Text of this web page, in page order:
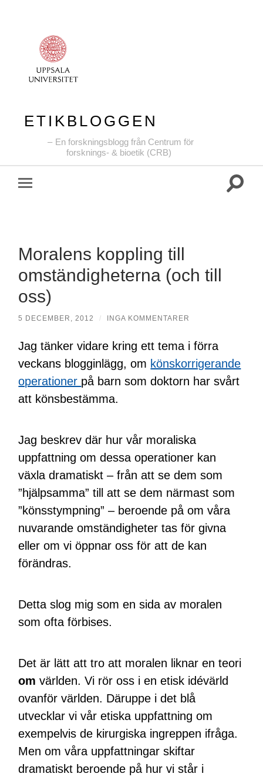
ETIKBLOGGEN
En forskningsblogg från Centrum för
forsknings- & bioetik (CRB)
Slå
Moralens koppling till
omständigheterna (och till
oss)
5 DECEMBER, 2012 / INGA KOMMENTARER
Jag tänker vidare kring ett tema i förra
veckans blogginlägg, om könskorrigerande
operationer på barn som doktorn har svårt
att könsbestämma.
Jag beskrev där hur vår moraliska
uppfattning om dessa operationer kan
växla dramatiskt – från att se dem som
”hjälpsamma” till att se dem närmast som
”könsstympning” – beroende på om våra
nuvarande omständigheter tas för givna
eller om vi öppnar oss för att de kan
förändras.
Detta slog mig som en sida av moralen
som ofta förbises.
Det är lätt att tro att moralen liknar en teori
om världen. Vi rör oss i en etisk idévärld
ovanför världen. Däruppe i det blå
utvecklar vi vår etiska uppfattning om
exempelvis de kirurgiska ingreppen ifråga.
Men om våra uppfattningar skiftar
dramatiskt beroende på hur vi står i